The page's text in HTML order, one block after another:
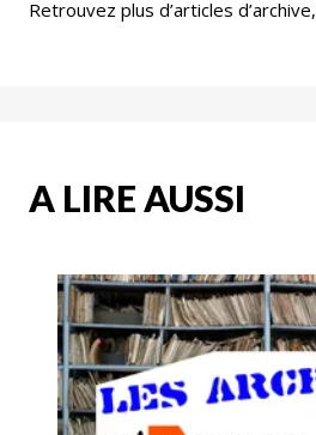
Retrouvez plus d’articles d’archive,
A LIRE AUSSI